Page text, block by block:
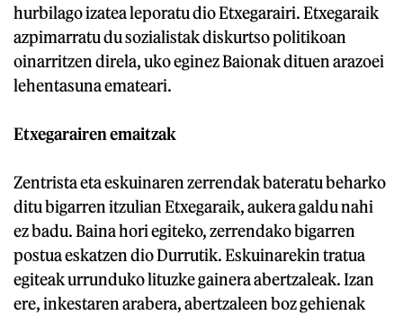
hurbilago izatea leporatu dio Etxegarairi. Etxegaraik
azpimarratu du sozialistak diskurtso politikoan
oinarritzen direla, uko eginez Baionak dituen arazoei
lehentasuna emateari.
Etxegarairen emaitzak
Zentrista eta eskuinaren zerrendak bateratu beharko
ditu bigarren itzulian Etxegaraik, aukera galdu nahi
ez badu. Baina hori egiteko, zerrendako bigarren
postua eskatzen dio Durrutik. Eskuinarekin tratua
egiteak urrunduko lituzke gainera abertzaleak. Izan
ere, inkestaren arabera, abertzaleen boz gehienak